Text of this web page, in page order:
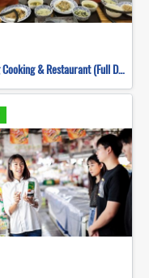
Chang Cooking & Restaurant (Full Day)